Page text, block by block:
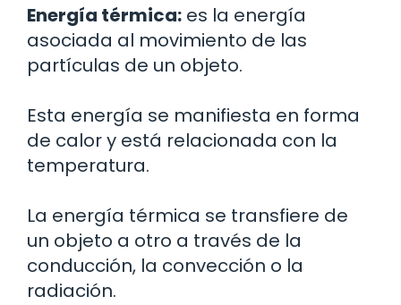
Energía térmica: es la energía
asociada al movimiento de las
partículas de un objeto.
Esta energía se manifiesta en forma
de calor y está relacionada con la
temperatura.
La energía térmica se transfiere de
un objeto a otro a través de la
conducción, la convección o la
radiación.